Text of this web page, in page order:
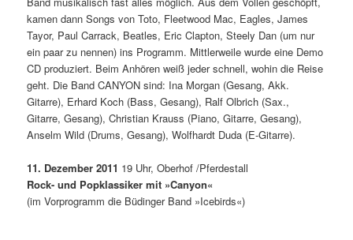
kamen dann Songs von Toto, Fleetwood Mac, Eagles, James
Tayor, Paul Carrack, Beatles, Eric Clapton, Steely Dan (um nur
ein paar zu nennen) ins Programm. Mittlerweile wurde eine Demo
CD produziert. Beim Anhören weiß jeder schnell, wohin die Reise
geht. Die Band CANYON sind: Ina Morgan (Gesang, Akk.
Gitarre), Erhard Koch (Bass, Gesang), Ralf Olbrich (Sax.,
Gitarre, Gesang), Christian Krauss (Piano, Gitarre, Gesang),
Anselm Wild (Drums, Gesang), Wolfhardt Duda (E-Gitarre).
11. Dezember 2011 19 Uhr, Oberhof /Pferdestall
Rock- und Popklassiker mit »Canyon«
(im Vorprogramm die Büdinger Band »Icebirds«)